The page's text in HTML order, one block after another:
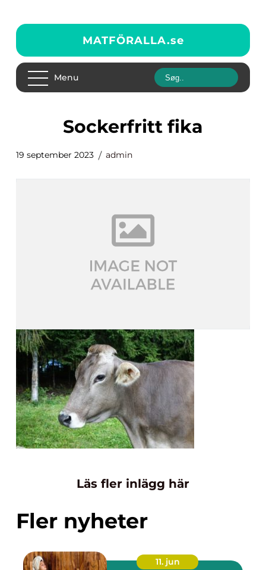
MATFÖRALLA.se
Menu
sockerfritt fika
19 september 2023 admin
Läs fler inlägg här
Fler nyheter
11. jun